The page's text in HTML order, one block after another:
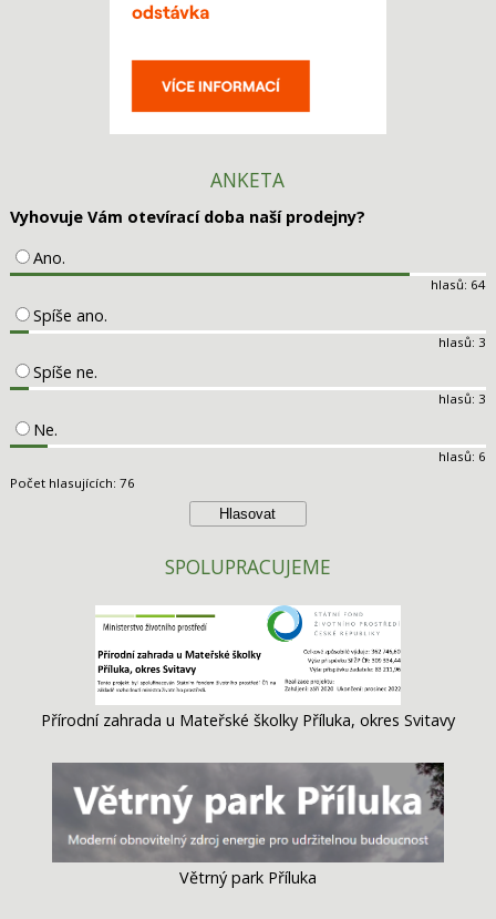
ANKETA
Vyhovuje Vám otevírací doba naší prodejny?
Ano.
hlasů: 64
Spíše ano.
hlasů: 3
Spíše ne.
hlasů: 3
Ne.
hlasů: 6
Počet hlasujících: 76
SPOLUPRACUJEME
Přírodní zahrada u Mateřské školky Příluka, okres Svitavy
Větrný park Příluka